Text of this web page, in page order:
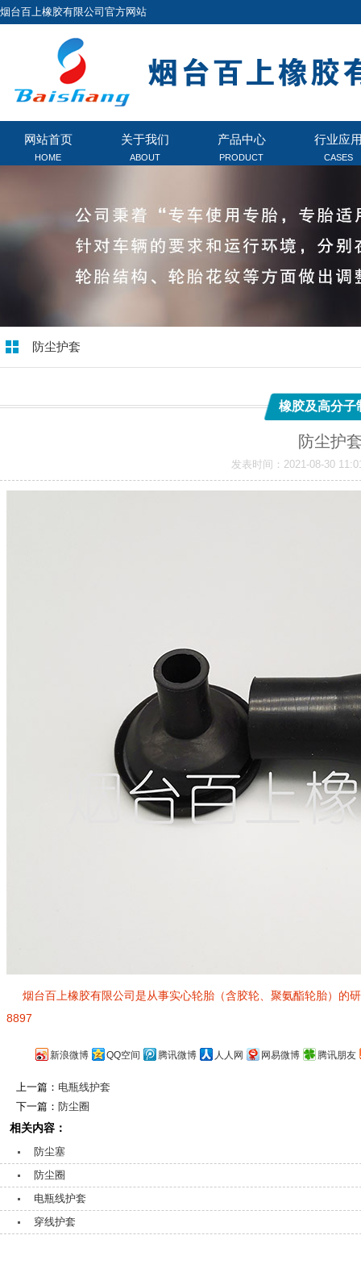
烟台百上橡胶有限公司官方网站
网站首页
HOME
关于我们
ABOUT
产品中心
PRODUCT
行业应
CASES
防尘护套
橡胶及高分子
防尘护
发表时间：2021-08-30
烟台百上橡胶有限公司是从事实心轮胎（含胶轮、聚氨酯轮胎）的
8897
新浪微博 QQ空间 腾讯微博 人人网 网易微博 腾讯朋友
上一篇： 电瓶线护套
下一篇： 防尘圈
相关内容：
防尘塞
防尘圈
电瓶线护套
穿线护套